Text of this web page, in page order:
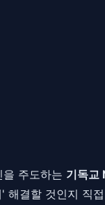
주도하는 기독교
결할 것인지 직